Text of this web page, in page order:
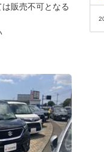
販売不可となる